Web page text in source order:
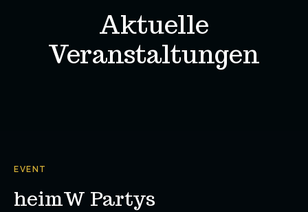
Aktuelle
Veranstaltungen
EVENT
heimW Partys